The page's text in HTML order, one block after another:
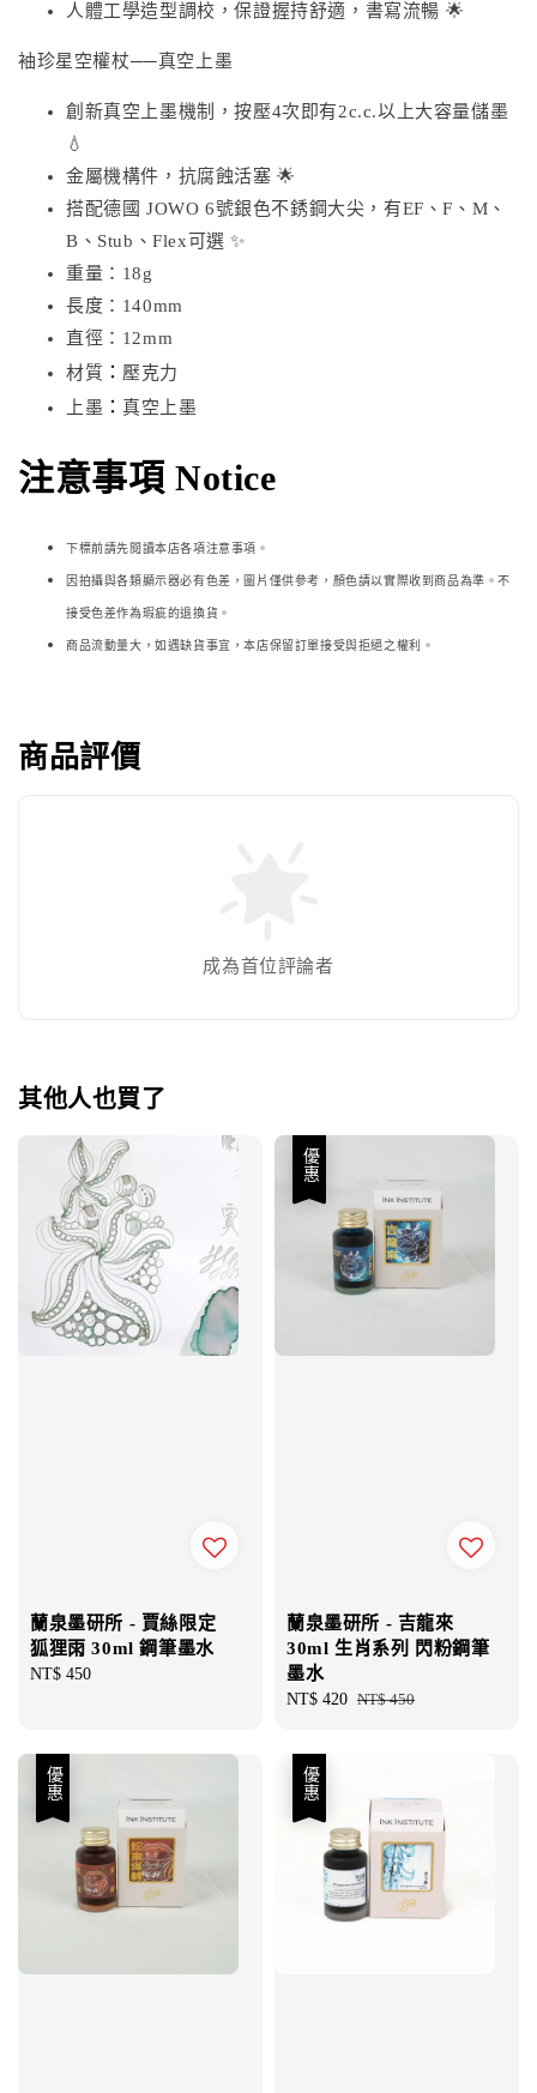
人體工學造型調校，保證握持舒適，書寫流暢 🌟
袖珍星空權杖──真空上墨
創新真空上墨機制，按壓4次即有2c.c.以上大容量儲墨
💧
金屬機構件，抗腐蝕活塞 🌟
搭配德國 JOWO 6號銀色不銹鋼大尖，有EF、F、M、
B、Stub、Flex可選 ✨
重量：18g
長度：140mm
直徑：12mm
材質 ： 壓克力
上墨 ：真空上墨
注意事項 Notice
下標前請先閱讀本店各項注意事項。
因拍攝與各類顯示器必有色差，圖片僅供參考，顏色請以實際收到商品為準。不
接受色差作為瑕疵的退換貨。
商品流動量大，如遇缺貨事宜，本店保留訂單接受與拒絕之權利。
商品評價
成為首位評論者
其他人也買了
蘭泉墨研所 - 賈絲限定
狐狸雨 30ml 鋼筆墨水
Regular
NT$ 450
優惠
蘭泉墨研所 - 吉龍來
30ml 生肖系列 閃粉鋼筆
墨水
Sale
NT$ 420 Regular
NT$ 450
優惠 優惠